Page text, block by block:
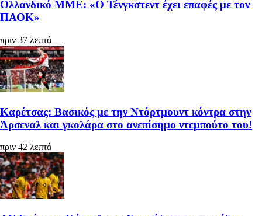
Ολλανδικό ΜΜΕ: «Ο Τένγκστεντ έχει επαφές με τον
ΠΑΟΚ»
πριν 37 λεπτά
Καρέτσας: Βασικός με την Ντόρτμουντ κόντρα στην
Άρσεναλ και γκολάρα στο ανεπίσημο ντεμπούτο του!
πριν 42 λεπτά